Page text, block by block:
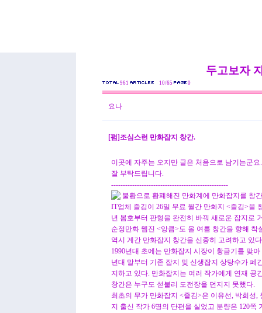
두고보자
961 10/65 0
요나
[펌]조심스런 만화잡지 창간.
이곳에 자주는 오지만 글은 처음으로 남기는군요.
잘 부탁드립니다.
--------------------------------------------------
불황으로 황폐해진 만화계에 만화잡지를 창
IT업체 즐김이 26일 무료 월간 만화지 <즐김>을
년 봄호부터 판형을 완전히 바꿔 새로운 잡지로
순정만화 웹진 <앙큼>도 올 여름 창간을 향해
역시 계간 만화잡지 창간을 신중히 고려하고 있
1990년대 초에는 만화잡지 시장이 황금기를 맞
년대 말부터 기존 잡지 및 신생잡지 상당수가 폐
지하고 있다. 만화잡지는 여러 작가에게 연재 공
창간은 누구도 섣불리 도전장을 던지지 못했다.
최초의 무가 만화잡지 <즐김>은 이유선, 박희성
지 출신 작가 6명의 단편을 실었고 분량은 120쪽